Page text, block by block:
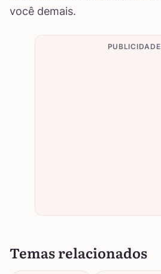
você demais.
PUBLICIDADE
Temas relacionados